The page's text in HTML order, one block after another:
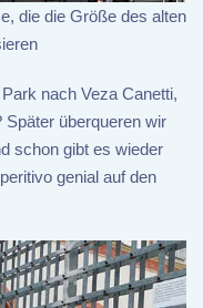
die die Größe des alten
nach Veza Canetti,
überqueren wir
schon gibt es wieder
genial auf den